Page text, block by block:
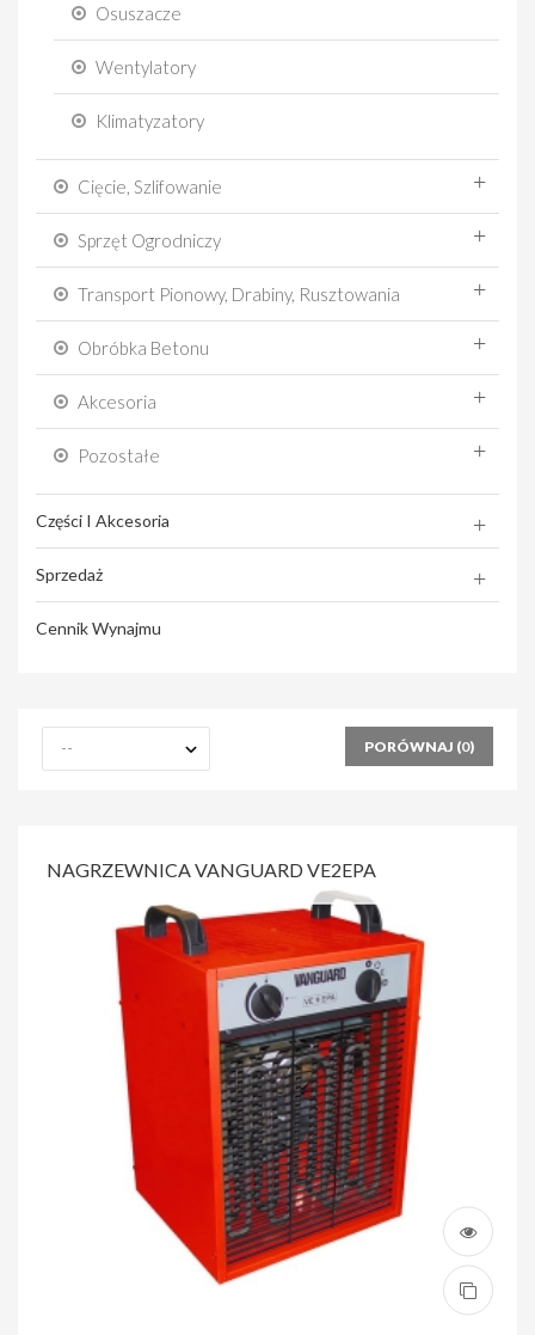
Osuszacze
Wentylatory
Klimatyzatory
Cięcie, Szlifowanie
Sprzęt Ogrodniczy
Transport Pionowy, Drabiny, Rusztowania
Obróbka Betonu
Akcesoria
Pozostałe
Części I Akcesoria
Sprzedaż
Cennik Wynajmu
PORÓWNAJ (0)
NAGRZEWNICA VANGUARD VE2EPA